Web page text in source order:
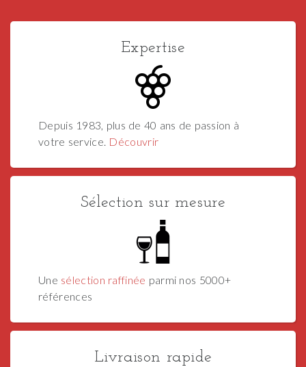
Expertise
Depuis 1983, plus de 40 ans de passion à
votre service. Découvrir
Sélection sur mesure
Une sélection raffinée parmi nos 5000+
références
Livraison rapide